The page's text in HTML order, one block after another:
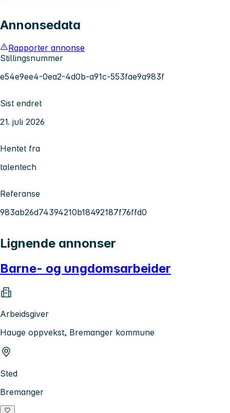
Annonsedata
Rapporter annonse
Stillingsnummer
e54e9ee4-0ea2-4d0b-a91c-553fae9a983f
Sist endret
21. juli 2026
Hentet fra
talentech
Referanse
983ab26d74394210b18492187f76ffd0
Lignende annonser
Barne- og ungdomsarbeider
Arbeidsgiver
Hauge oppvekst, Bremanger kommune
Sted
Bremanger